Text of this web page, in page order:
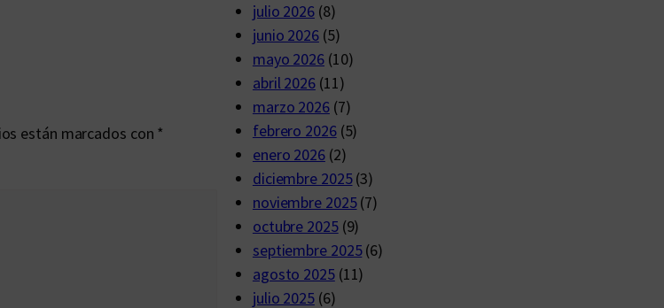
están marcados con *
julio 2026(8)
junio 2026(5)
mayo 2026 (10)
abril 2026(11)
marzo 2026(7)
febrero 2026(5)
enero 2026(2)
diciembre 2025(3)
noviembre 2025(7)
octubre 2025(9)
septiembre 2025(6)
agosto 2025(11)
julio 2025(6)